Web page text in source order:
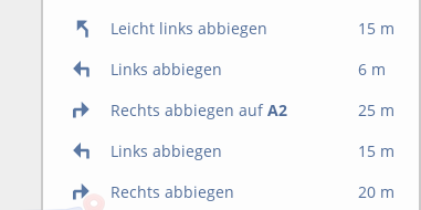
Leicht links abbiegen
15 m
Links abbiegen
6 m
Rechts abbiegen aufA2
25 m
Links abbiegen
15 m
Rechts abbiegen
20 m